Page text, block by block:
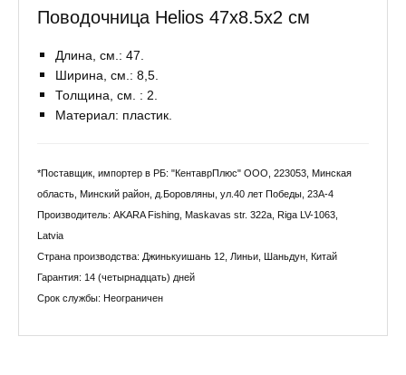
Поводочница Helios 47х8.5х2 см
Длина, см.: 47.
Ширина, см.: 8,5.
Толщина, см. : 2.
Материал: пластик.
*Поставщик, импортер в РБ: "КентаврПлюс" ООО, 223053, Минская
область, Минский район, д.Боровляны, ул.40 лет Победы, 23А-4
Производитель: AKARA Fishing, Maskavas str. 322a, Riga LV-1063,
Latvia
Страна производства: Джинькуишань 12, Линьи, Шаньдун, Китай
Гарантия: 14 (четырнадцать) дней
Срок службы: Неограничен